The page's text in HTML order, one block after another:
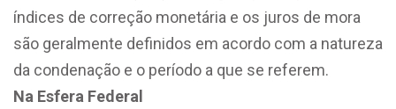
índices de correção monetária e os juros de mora
são geralmente definidos em acordo com a natureza
da condenação e o período a que se referem.
Na Esfera Federal